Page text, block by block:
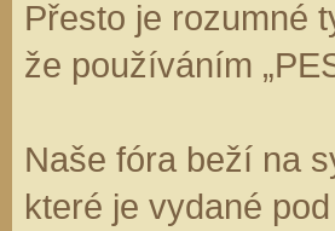
Přesto je rozumné
že používáním
Naše fóra beží na
které je vydané